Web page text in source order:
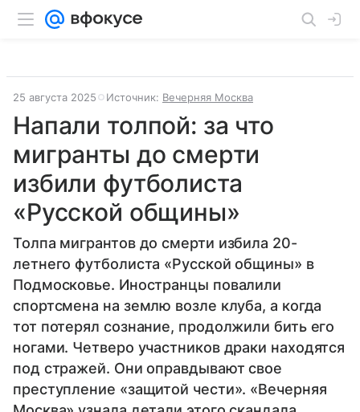
25 августа 2025 Источник: Вечерняя Москва
Напали толпой: за что
мигранты до смерти
избили футболиста
«Русской общины»
Толпа мигрантов до смерти избила 20-
летнего футболиста «Русской общины» в
Подмосковье. Иностранцы повалили
спортсмена на землю возле клуба, а когда
тот потерял сознание, продолжили бить его
ногами. Четверо участников драки находятся
под стражей. Они оправдывают свое
преступление «защитой чести». «Вечерняя